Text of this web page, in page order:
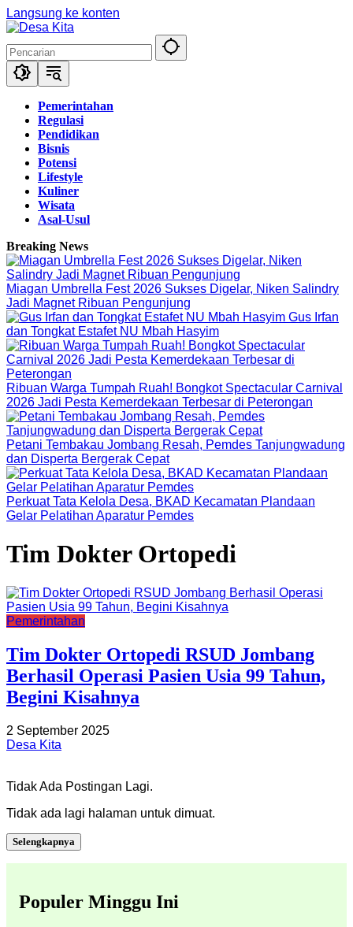
Langsung ke konten
Pemerintahan
Regulasi
Pendidikan
Bisnis
Potensi
Lifestyle
Kuliner
Wisata
Asal-Usul
Breaking News
Miagan Umbrella Fest 2026 Sukses Digelar, Niken Salindry
Jadi Magnet Ribuan Pengunjung
Gus Irfan
dan Tongkat Estafet NU Mbah Hasyim
Ribuan Warga Tumpah Ruah! Bongkot Spectacular Carnival
2026 Jadi Pesta Kemerdekaan Terbesar di Peterongan
Petani Tembakau Jombang Resah, Pemdes Tanjungwadung
dan Disperta Bergerak Cepat
Perkuat Tata Kelola Desa, BKAD Kecamatan Plandaan
Gelar Pelatihan Aparatur Pemdes
Tim Dokter Ortopedi
Pemerintahan
Tim Dokter Ortopedi RSUD Jombang
Berhasil Operasi Pasien Usia 99 Tahun,
Begini Kisahnya
2 September 2025
Desa Kita
Tidak Ada Postingan Lagi.
Tidak ada lagi halaman untuk dimuat.
Selengkapnya
Populer Minggu Ini